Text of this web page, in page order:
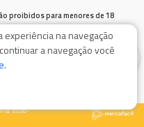
proibidos para menores de 18
excesso, provoca graves males à saúde.
83280-
na navegação
a navegação você
.